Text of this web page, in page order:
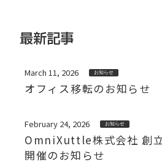
最新記事
March 11, 2026 お知らせ
オフィス移転のお知らせ
February 24, 2026 お知らせ
OmniXuttle株式会社 創
開催のお知らせ